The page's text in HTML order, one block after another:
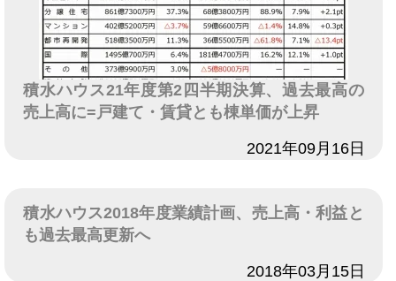
積水ハウス21年度第2四半期決算、過去最高の
売上高に=戸建て・賃貸とも棟単価が上昇
2021年09月16日
積水ハウス2018年度業績計画、売上高・利益と
も過去最高更新へ
2018年03月15日